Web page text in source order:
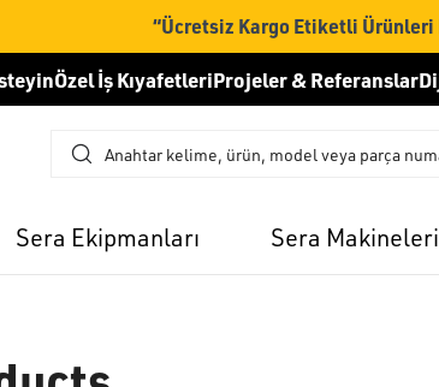
“Ücretsiz Kargo Etiketli Ürünleri
Özel İş KıyafetleriProjeler & Referanslar
Sera Ekipmanları Sera Makineleri